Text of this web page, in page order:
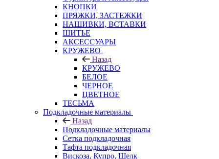
КНОПКИ
ПРЯЖКИ, ЗАСТЕЖКИ
НАШИВКИ, ВСТАВКИ
ШИТЬЕ
АКСЕССУАРЫ
КРУЖЕВО
Назад
КРУЖЕВО
БЕЛОЕ
ЧЕРНОЕ
ЦВЕТНОЕ
ТЕСЬМА
Подкладочные материалы
Назад
Подкладочные материалы
Сетка подкладочная
Тафта подкладочная
Вискоза, Купро, Шелк